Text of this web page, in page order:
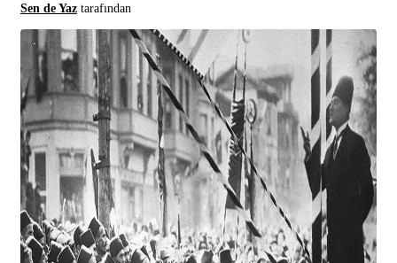
Sen de Yaz tarafından